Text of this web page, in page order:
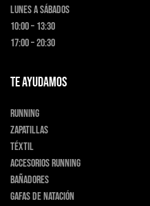
Lunes a Sábados
10:00 – 13:30
17:00 – 20:30
TE AYUDAMOS
Running
Zapatillas
Téxtil
Accesorios running
Bañadores
Gafas de natación